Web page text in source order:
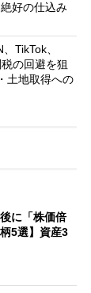
好の仕込み
TikTok、
の回避を狙
土地取得への
に「株価倍
5選】資産3